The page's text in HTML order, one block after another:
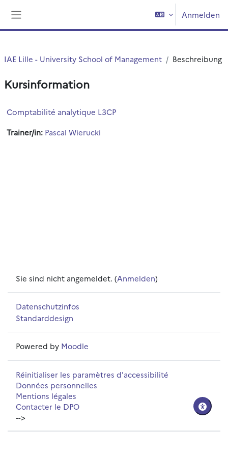
Anmelden
IAE Lille - University School of Management Beschreibung
Kursinformation
Comptabilité analytique L3CP
Trainer/in: Pascal Wierucki
Sie sind nicht angemeldet. (Anmelden)
Datenschutzinfos
Standarddesign
Powered by Moodle
Réinitialiser les paramètres d'accessibilité
Données personnelles
Mentions légales
Contacter le DPO
-->